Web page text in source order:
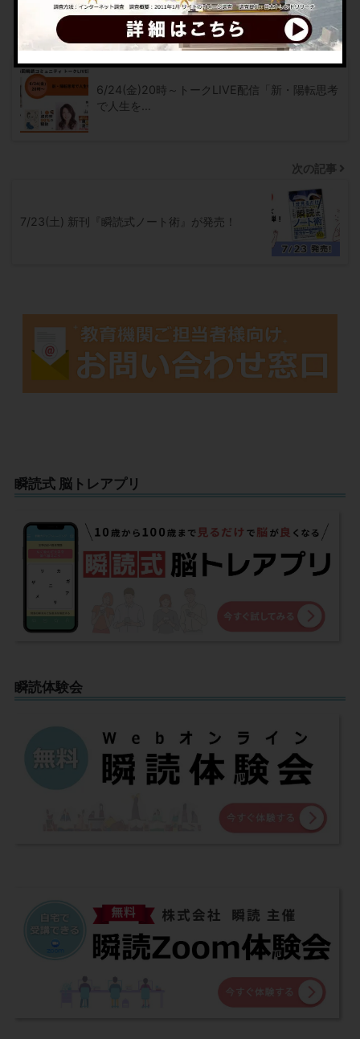
前の記事
6/24(金)20時～トークLIVE配信「新・陽転思考
で人生を…
次の記事
7/23(土) 新刊『瞬読式ノート術』が発売！
瞬読式 脳トレアプリ
瞬読体験会